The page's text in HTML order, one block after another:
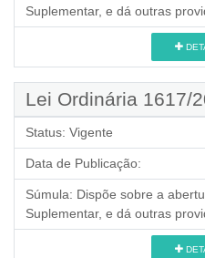
Suplementar, e dá outras
Lei Ordinária 1617/
Status: Vigente
Data de Publicação:
Súmula: Dispõe sobre a
Suplementar, e dá outras